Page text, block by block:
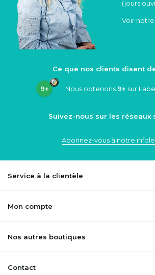
(jours
Voir notre
Ce que nos clients disent
9+ Nous obtenons 9+ sur
Suivez-nous sur les réseaux
Abonnez-vous à notre
Service à la clientèle
Mon compte
Nos autres boutiques
Contact